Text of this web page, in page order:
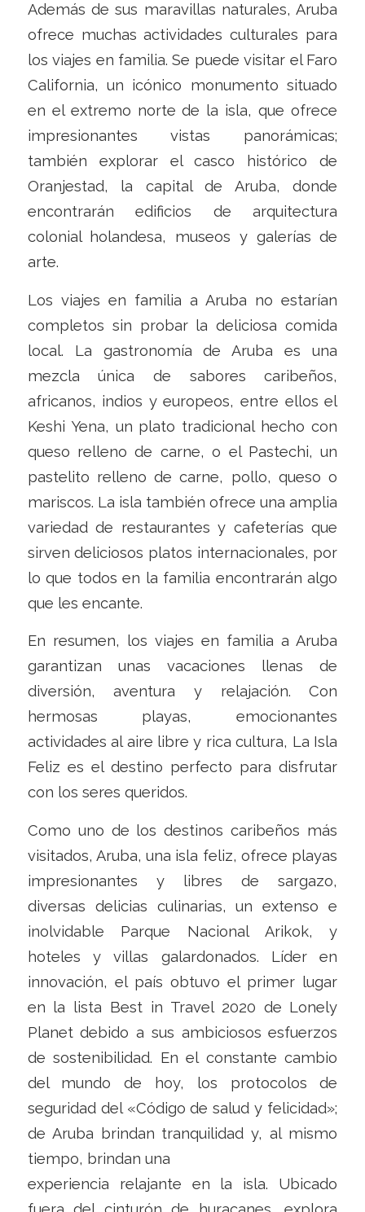
Además de sus maravillas naturales, Aruba
ofrece muchas actividades culturales para
los viajes en familia. Se puede visitar el Faro
California, un icónico monumento situado
en el extremo norte de la isla, que ofrece
impresionantes vistas panorámicas;
también explorar el casco histórico de
Oranjestad, la capital de Aruba, donde
encontrarán edificios de arquitectura
colonial holandesa, museos y galerías de
arte.
Los viajes en familia a Aruba no estarían
completos sin probar la deliciosa comida
local. La gastronomía de Aruba es una
mezcla única de sabores caribeños,
africanos, indios y europeos, entre ellos el
Keshi Yena, un plato tradicional hecho con
queso relleno de carne, o el Pastechi, un
pastelito relleno de carne, pollo, queso o
mariscos. La isla también ofrece una amplia
variedad de restaurantes y cafeterías que
sirven deliciosos platos internacionales, por
lo que todos en la familia encontrarán algo
que les encante.
En resumen, los viajes en familia a Aruba
garantizan unas vacaciones llenas de
diversión, aventura y relajación. Con
hermosas playas, emocionantes
actividades al aire libre y rica cultura, La Isla
Feliz es el destino perfecto para disfrutar
con los seres queridos.
Como uno de los destinos caribeños más
visitados, Aruba, una isla feliz, ofrece playas
impresionantes y libres de sargazo,
diversas delicias culinarias, un extenso e
inolvidable Parque Nacional Arikok, y
hoteles y villas galardonados. Líder en
innovación, el país obtuvo el primer lugar
en la lista Best in Travel 2020 de Lonely
Planet debido a sus ambiciosos esfuerzos
de sostenibilidad. En el constante cambio
del mundo de hoy, los protocolos de
seguridad del «Código de salud y felicidad»;
de Aruba brindan tranquilidad y, al mismo
tiempo, brindan una
experiencia relajante en la isla. Ubicado